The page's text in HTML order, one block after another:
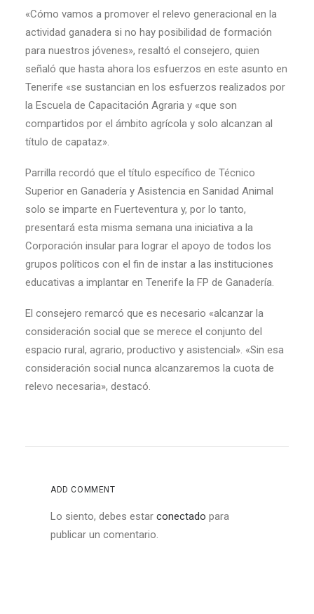
«Cómo vamos a promover el relevo generacional en la
actividad ganadera si no hay posibilidad de formación
para nuestros jóvenes», resaltó el consejero, quien
señaló que hasta ahora los esfuerzos en este asunto en
Tenerife «se sustancian en los esfuerzos realizados por
la Escuela de Capacitación Agraria y «que son
compartidos por el ámbito agrícola y solo alcanzan al
título de capataz».
Parrilla recordó que el título específico de Técnico
Superior en Ganadería y Asistencia en Sanidad Animal
solo se imparte en Fuerteventura y, por lo tanto,
presentará esta misma semana una iniciativa a la
Corporación insular para lograr el apoyo de todos los
grupos políticos con el fin de instar a las instituciones
educativas a implantar en Tenerife la FP de Ganadería.
El consejero remarcó que es necesario «alcanzar la
consideración social que se merece el conjunto del
espacio rural, agrario, productivo y asistencial». «Sin esa
consideración social nunca alcanzaremos la cuota de
relevo necesaria», destacó.
ADD COMMENT
Lo siento, debes estar conectado para
publicar un comentario.